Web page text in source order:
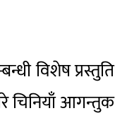
विशेष प्रस्तुति
चिनियाँ आगन्तुक